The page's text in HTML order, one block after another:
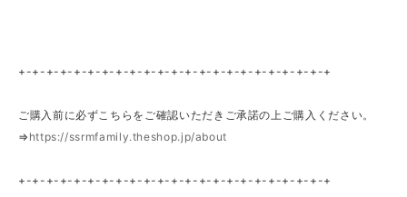
+-+-+-+-+-+-+-+-+-+-+-+-+-+-+-+-+-+-+-+-+-+-+
ご購入前に必ずこちらをご確認いただきご承諾の上ご購入ください。
⇒ https://ssrmfamily.theshop.jp/about
+-+-+-+-+-+-+-+-+-+-+-+-+-+-+-+-+-+-+-+-+-+-+